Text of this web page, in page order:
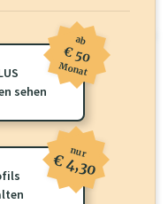
PLUS Inhalte
Sie dieses Profil frei
sehen.
sehen
ab
€ 50
Monat
nur
€ 4,30